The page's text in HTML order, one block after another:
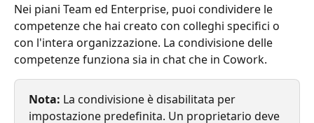
Nei piani Team ed Enterprise, puoi condividere le
competenze che hai creato con colleghi specifici o
con l'intera organizzazione. La condivisione delle
competenze funziona sia in chat che in Cowork.
Nota: La condivisione è disabilitata per
impostazione predefinita. Un proprietario deve